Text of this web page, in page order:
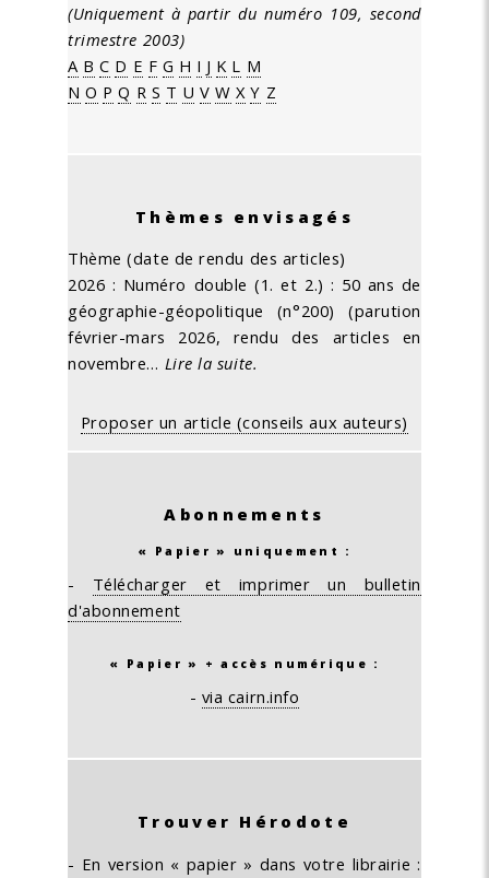
(Uniquement à partir du numéro 109, second
trimestre 2003)
A B C D E F G H I J K L M
N O P Q R S T U V W X Y Z
Thèmes envisagés
Thème (date de rendu des articles)
2026 : Numéro double (1. et 2.) : 50 ans de
géographie-géopolitique (n°200) (parution
février-mars 2026, rendu des articles en
novembre… Lire la suite.
Proposer un article (conseils aux auteurs)
Abonnements
« Papier » uniquement :
- Télécharger et imprimer un bulletin
d'abonnement
« Papier » + accès numérique :
- via cairn.info
Trouver Hérodote
- En version « papier » dans votre librairie :